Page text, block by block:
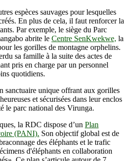
espèces sauvages pour lesquelles
En plus de cela, il faut renforcer la
Par exemple, le siège du Parc
abrite le Centre SenKwekwe, la
les gorilles de montagne orphelins.
sa famille à la suite des actes de
pris en charge par un personnel
quotidiens.
sanctuaire unique offrant aux gorilles
et sécurisées dans leur enclos
le parc national des Virunga.
la RDC dispose d’un Plan
(PANI). Son objectif global est de
des éléphants et le trafic
d'éléphants en collaboration